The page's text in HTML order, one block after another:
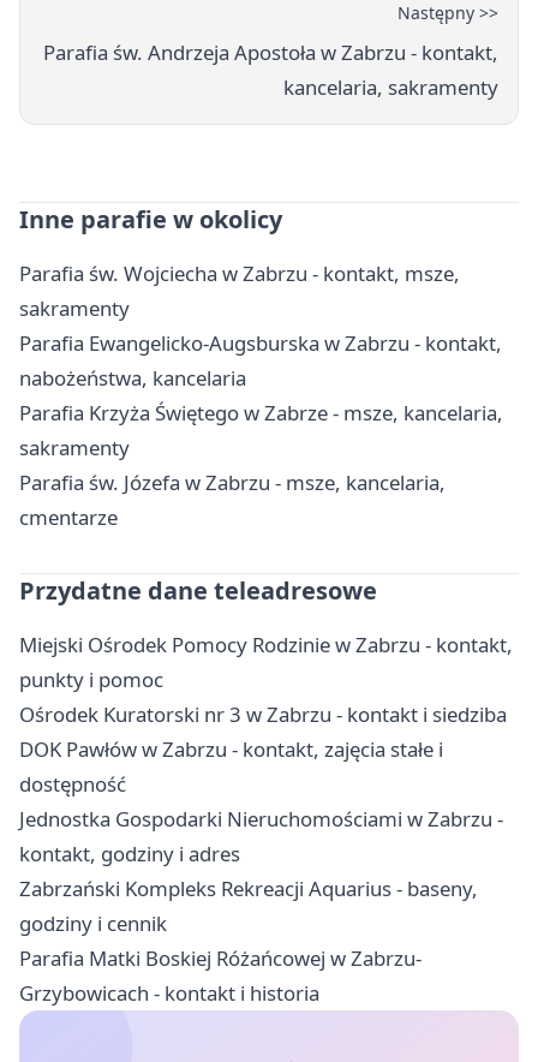
Następny >>
Parafia św. Andrzeja Apostoła w Zabrzu - kontakt,
kancelaria, sakramenty
Inne parafie w okolicy
Parafia św. Wojciecha w Zabrzu - kontakt, msze,
sakramenty
Parafia Ewangelicko-Augsburska w Zabrzu - kontakt,
nabożeństwa, kancelaria
Parafia Krzyża Świętego w Zabrze - msze, kancelaria,
sakramenty
Parafia św. Józefa w Zabrzu - msze, kancelaria,
cmentarze
Przydatne dane teleadresowe
Miejski Ośrodek Pomocy Rodzinie w Zabrzu - kontakt,
punkty i pomoc
Ośrodek Kuratorski nr 3 w Zabrzu - kontakt i siedziba
DOK Pawłów w Zabrzu - kontakt, zajęcia stałe i
dostępność
Jednostka Gospodarki Nieruchomościami w Zabrzu -
kontakt, godziny i adres
Zabrzański Kompleks Rekreacji Aquarius - baseny,
godziny i cennik
Parafia Matki Boskiej Różańcowej w Zabrzu-
Grzybowicach - kontakt i historia